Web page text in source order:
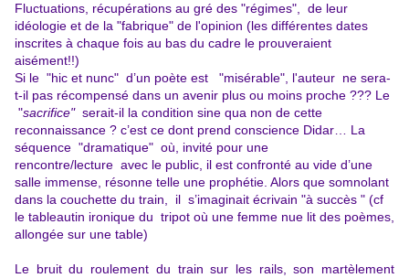
Fluctuations, récupérations au gré des "régimes", de leur
idéologie et de la "fabrique" de l'opinion (les différentes dates
inscrites à chaque fois au bas du cadre le prouveraient
aisément!!)
Si le "hic et nunc" d’un poète est "misérable", l'auteur ne sera-
t-il pas récompensé dans un avenir plus ou moins proche ??? Le
"sacrifice" serait-il la condition sine qua non de cette
reconnaissance ? c’est ce dont prend conscience Didar… La
séquence "dramatique" où, invité pour une
rencontre/lecture avec le public, il est confronté au vide d’une
salle immense, résonne telle une prophétie. Alors que somnolant
dans la couchette du train, il s’imaginait écrivain "à succès " (cf
le tableautin ironique du tripot où une femme nue lit des poèmes,
allongée sur une table)
Le bruit du roulement du train sur les rails, son martèlement